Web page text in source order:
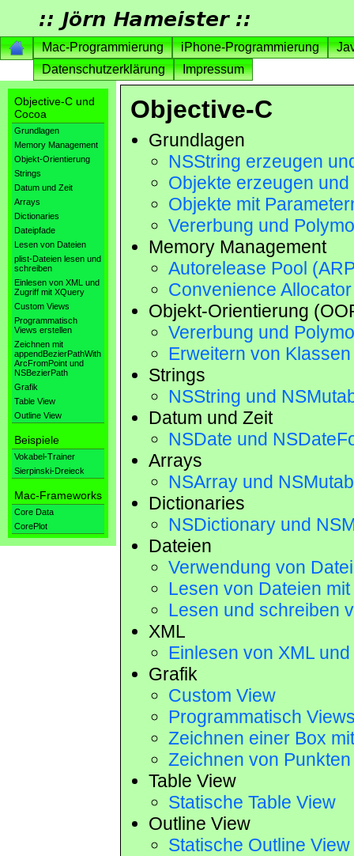
Mac-Programmierung iPhone-Programmierung
Datenschutzerklärung
Impressum
Objective-C und
Cocoa
Grundlagen
Memory Management
Objekt-Orientierung
Strings
Datum und Zeit
Arrays
Dictionaries
Dateipfade
Lesen von Dateien
plist-Dateien lesen und
schreiben
Einlesen von XML und
Zugriff mit XQuery
Custom Views
Programmatisch
Views erstellen
Zeichnen mit
appendBezierPathWith
ArcFromPoint und
NSBezierPath
Grafik
Table View
Outline View
Beispiele
Vokabel-Trainer
Sierpinski-Dreieck
Mac-Frameworks
Core Data
CorePlot
Objective-C
Grundlagen
NSString erzeugen
Objekte erzeugen
Objekte mit
Vererbung und
Memory Management
Autorelease Pool
Convenience
Objekt-Orientierung
Vererbung und
Erweitern von
Strings
NSString und
Datum und Zeit
NSDate und
Arrays
NSArray und
Dictionaries
NSDictionary und
Dateien
Verwendung von
Lesen von Dateien
Lesen und schreiben
XML
Einlesen von XML
Grafik
Custom View
Programmatisch
Zeichnen einer Box
Zeichnen von Punkten
Table View
Statische Table View
Outline View
Statische Outline View